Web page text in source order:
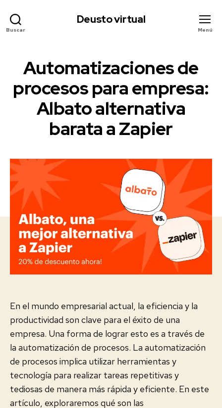
Buscar
Deusto virtual
Menú
Automatizaciones de
procesos para empresa:
Albato alternativa
barata a Zapier
En el mundo empresarial actual, la eficiencia y la
productividad son clave para el éxito de una
empresa. Una forma de lograr esto es a través de
la automatización de procesos. La automatización
de procesos implica utilizar herramientas y
tecnología para realizar tareas repetitivas y
tediosas de manera más rápida y eficiente. En este
artículo, exploraremos qué son las